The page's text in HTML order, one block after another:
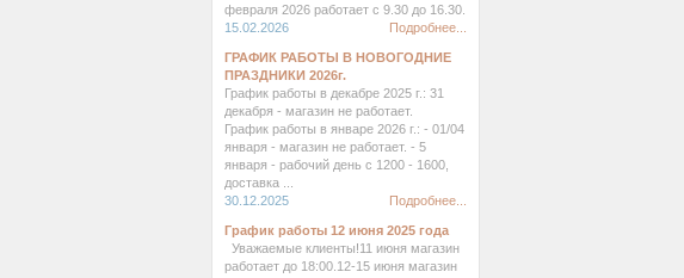
февраля 2026 работает с 9.30 до 16.30.
15.02.2026
Подробнее...
ГРАФИК РАБОТЫ В НОВОГОДНИЕ
ПРАЗДНИКИ 2026г.
График работы в декабре 2025 г.: 31
декабря - магазин не работает.
График работы в январе 2026 г.: - 01/04
января - магазин не работает. - 5
января - рабочий день с 1200 - 1600,
доставка ...
30.12.2025
Подробнее...
График работы 12 июня 2025 года
Уважаемые клиенты!11 июня магазин
работает до 18:00.12-15 июня магазин